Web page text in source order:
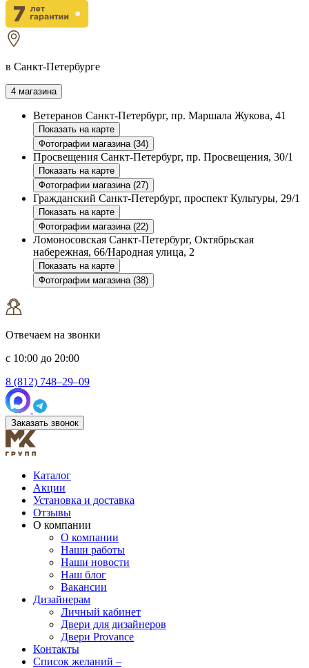
в Санкт-Петербурге
4 магазина
Ветеранов Санкт-Петербург, пр. Маршала Жукова, 41
Показать на карте
Фотографии магазина (34)
Просвещения Санкт-Петербург, пр. Просвещения, 30/1
Показать на карте
Фотографии магазина (27)
Гражданский Санкт-Петербург, проспект Культуры, 29/1
Показать на карте
Фотографии магазина (22)
Ломоносовская Санкт-Петербург, Октябрьская
набережная, 66/Народная улица, 2
Показать на карте
Фотографии магазина (38)
Отвечаем на звонки
с 10:00 до 20:00
8 (812) 748–29–09
Заказать звонок
Каталог
Акции
Установка и доставка
Отзывы
О компании
О компании
Наши работы
Наши новости
Наш блог
Вакансии
Дизайнерам
Личный кабинет
Двери для дизайнеров
Двери Provance
Контакты
Список желаний –